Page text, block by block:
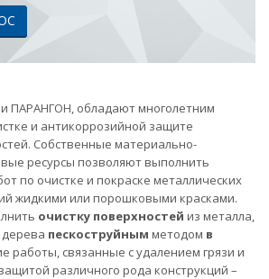
ПАРАНГОН, обладают многолетним
и антикоррозийной защите
Собственные материально-
ресурсы позволяют выполнить
по очистке и покраске металлических
жидкими или порошковыми красками.
очистку поверхностей из металла,
пескоструйным методом в
работы, связанные с удалением грязи и
различного рода конструкций –